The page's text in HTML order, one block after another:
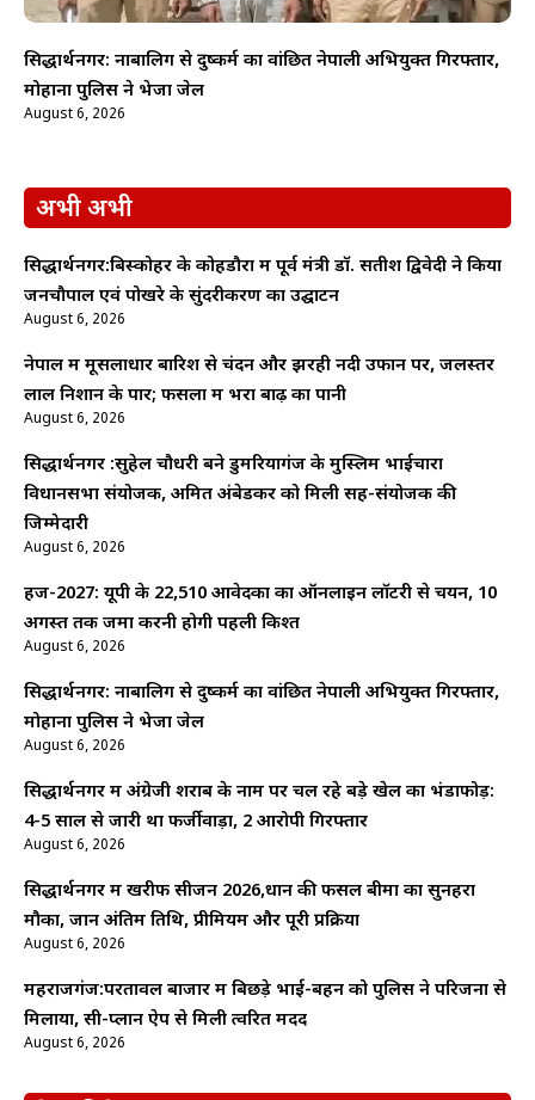
सिद्धार्थनगर: नाबालिग से दुष्कर्म का वांछित नेपाली अभियुक्त गिरफ्तार,
मोहाना पुलिस ने भेजा जेल
August 6, 2026
अभी अभी
सिद्धार्थनगर:बिस्कोहर के कोहडौरा में पूर्व मंत्री डॉ. सतीश द्विवेदी ने किया
जनचौपाल एवं पोखरे के सुंदरीकरण का उद्घाटन
August 6, 2026
नेपाल में मूसलाधार बारिश से चंदन और झरही नदी उफान पर, जलस्तर
लाल निशान के पार; फसलों में भरा बाढ़ का पानी
August 6, 2026
सिद्धार्थनगर :सुहेल चौधरी बने डुमरियागंज के मुस्लिम भाईचारा
विधानसभा संयोजक, अमित अंबेडकर को मिली सह-संयोजक की
जिम्मेदारी
August 6, 2026
हज-2027: यूपी के 22,510 आवेदकों का ऑनलाइन लॉटरी से चयन, 10
अगस्त तक जमा करनी होगी पहली किश्त
August 6, 2026
सिद्धार्थनगर: नाबालिग से दुष्कर्म का वांछित नेपाली अभियुक्त गिरफ्तार,
मोहाना पुलिस ने भेजा जेल
August 6, 2026
सिद्धार्थनगर में अंग्रेजी शराब के नाम पर चल रहे बड़े खेल का भंडाफोड़:
4-5 साल से जारी था फर्जीवाड़ा, 2 आरोपी गिरफ्तार
August 6, 2026
सिद्धार्थनगर में खरीफ सीजन 2026,धान की फसल बीमा का सुनहरा
मौका, जानें अंतिम तिथि, प्रीमियम और पूरी प्रक्रिया
August 6, 2026
महराजगंज:परतावल बाजार में बिछड़े भाई-बहन को पुलिस ने परिजनों से
मिलाया, सी-प्लान ऐप से मिली त्वरित मदद
August 6, 2026